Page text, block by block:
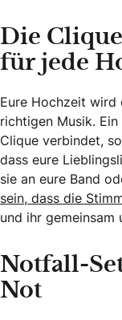
Die
für jede
Eure Hochzeit
richtigen Musik.
Clique verbindet,
dass eure
sie an eure Band
sein, dass die
und ihr gemeinsam
Notfall-
Not